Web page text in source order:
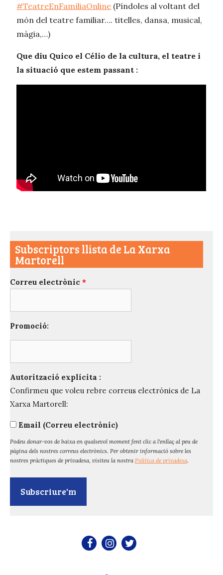
#TeatreEnFamíliaOnline (Píndoles al voltant del
món del teatre familiar…. titelles, dansa, musical,
màgia,…)
Que diu Quico el Célio de la cultura, el teatre i
la situació que estem passant :
Subscriptors llista de La Xarxa
Martorell
Correu electrònic *
Promoció:
Autorització explícita :
Confirmeu que voleu rebre correus electrònics de La
Xarxa Martorell:
Email (Correu electrònic)
Podeu donar-vos de baixa en qualsevol moment fent clic a l'enllaç al peu de
pàgina dels nostres correus electrònics. Per obtenir informació sobre les
nostres pràctiques de privadesa, visiteu la nostra Política de privadesa.